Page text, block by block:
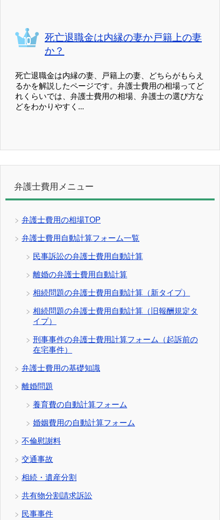
死亡退職金は内縁の妻か戸籍上の妻
か？
死亡退職金は内縁の妻、戸籍上の妻、どちらがもらえ
るかを解説したページです。弁護士費用の相場ってど
れくらいでは、弁護士費用の相場、弁護士の選び方な
どをわかりやすく...
弁護士費用メニュー
弁護士費用の相場TOP
弁護士費用自動計算フォーム一覧
民事訴訟の弁護士費用自動計算
離婚の弁護士費用自動計算
相続問題の弁護士費用自動計算（新タイプ）
相続問題の弁護士費用自動計算（旧報酬規定タ
イプ）
刑事事件の弁護士費用計算フォーム（起訴前の
在宅事件）
弁護士費用の基礎知識
離婚問題
養育費の自動計算フォーム
婚姻費用の自動計算フォーム
不倫慰謝料
交通事故
相続・遺産分割
共有物分割請求訴訟
民事事件